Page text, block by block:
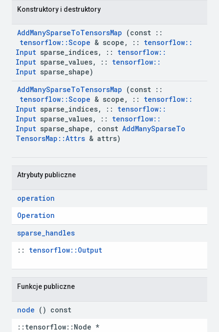
Konstruktory i destruktory
AddManySparseToTensorsMap (const ::
tensorflow::Scope & scope , :: tensorflow::
Input sparse indices, :: tensorflow::
Input sparse values, :: tensorflow::
Input sparse shape)
AddManySparseToTensorsMap (const ::
tensorflow::Scope & scope , :: tensorflow::
Input sparse indices, :: tensorflow::
Input sparse values, :: tensorflow::
Input sparse shape , const AddManySparseTo
TensorsMap ::Attrs & attrs)
Atrybuty publiczne
operation
Operation
sparse_handles
:: tensorflow::Output
Funkcje publiczne
node () const
::tensorflow::Node *